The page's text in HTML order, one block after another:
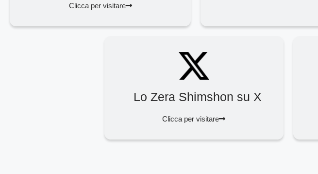
Clicca per visitare
Lo Zera Shimshon su X
Clicca per visitare